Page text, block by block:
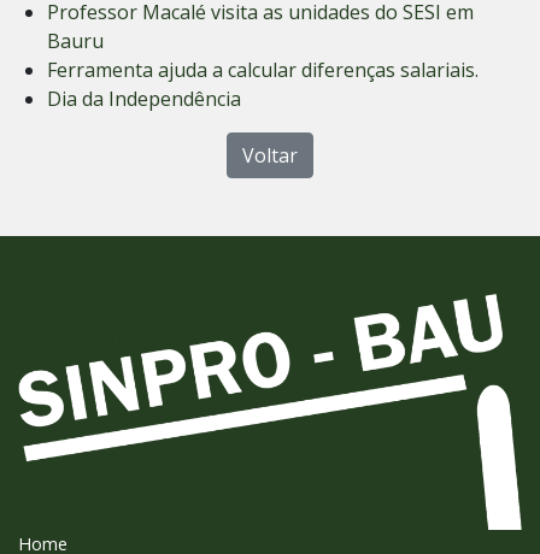
Professor Macalé visita as unidades do SESI em
Bauru
Ferramenta ajuda a calcular diferenças salariais.
Dia da Independência
Voltar
Home